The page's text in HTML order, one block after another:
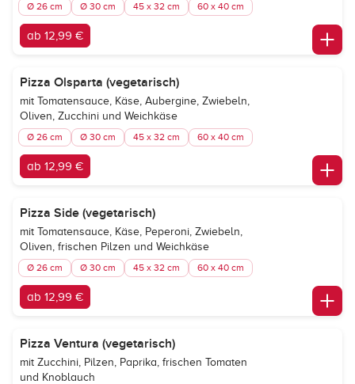
Ø 26 cm Ø 30 cm 45 x 32 cm 60 x 40 cm
ab 12,99 €
Pizza Olsparta (vegetarisch)
mit Tomatensauce, Käse, Aubergine, Zwiebeln,
Oliven, Zucchini und Weichkäse
Ø 26 cm Ø 30 cm 45 x 32 cm 60 x 40 cm
ab 12,99 €
Pizza Side (vegetarisch)
mit Tomatensauce, Käse, Peperoni, Zwiebeln,
Oliven, frischen Pilzen und Weichkäse
Ø 26 cm Ø 30 cm 45 x 32 cm 60 x 40 cm
ab 12,99 €
Pizza Ventura (vegetarisch)
mit Zucchini, Pilzen, Paprika, frischen Tomaten
und Knoblauch